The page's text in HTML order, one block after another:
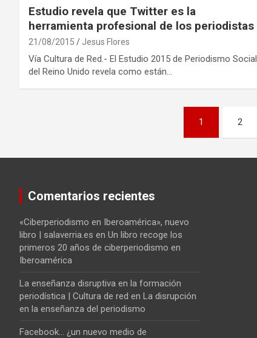
Estudio revela que Twitter es la
herramienta profesional de los periodistas
21/08/2015 Jesus Flores
Vía Cultura de Red.- El Estudio 2015 de Periodismo Social
del Reino Unido revela como están…
1 2
Comentarios recientes
«Ciberperiodismo en Iberoamérica», nuevo
libro | salaverria.es en Un libro recoge los
primeros 20 años de ciberperiodismo en
Iberoamérica
La enseñanza disruptiva en la formación
periodística | Cultura de red en La disrupción
en la enseñanza del periodismo
Facebook... ¿un nuevo medio de